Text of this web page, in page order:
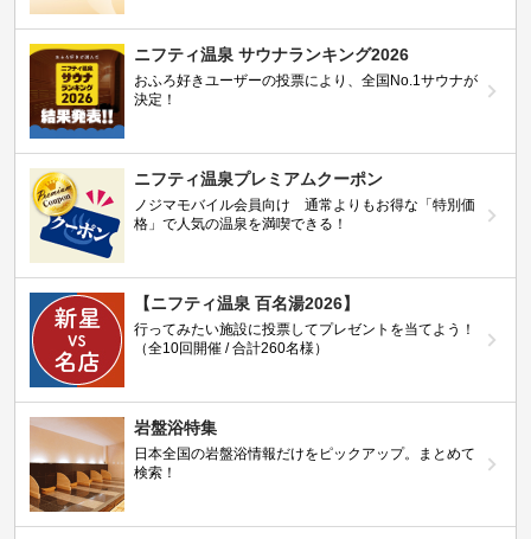
ニフティ温泉 サウナランキング2026
おふろ好きユーザーの投票により、全国No.1サウナが
決定！
ニフティ温泉プレミアムクーポン
ノジマモバイル会員向け 通常よりもお得な「特別価
格」で人気の温泉を満喫できる！
【ニフティ温泉 百名湯2026】
行ってみたい施設に投票してプレゼントを当てよう！
（全10回開催 / 合計260名様）
岩盤浴特集
日本全国の岩盤浴情報だけをピックアップ。まとめて
検索！